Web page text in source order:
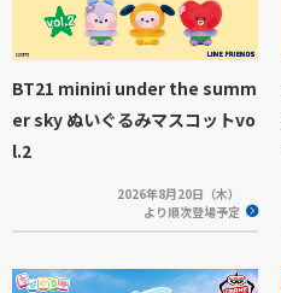
BT21 minini under the summ
er sky ぬいぐるみマスコットvo
l.2
2026年8月20日（木）
より順次登場予定